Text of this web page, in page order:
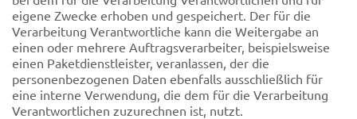
eigene Zwecke erhoben und gespeichert. Der für die
Verarbeitung Verantwortliche kann die Weitergabe an
einen oder mehrere Auftragsverarbeiter, beispielsweise
einen Paketdienstleister, veranlassen, der die
personenbezogenen Daten ebenfalls ausschließlich für
eine interne Verwendung, die dem für die Verarbeitung
Verantwortlichen zuzurechnen ist, nutzt.